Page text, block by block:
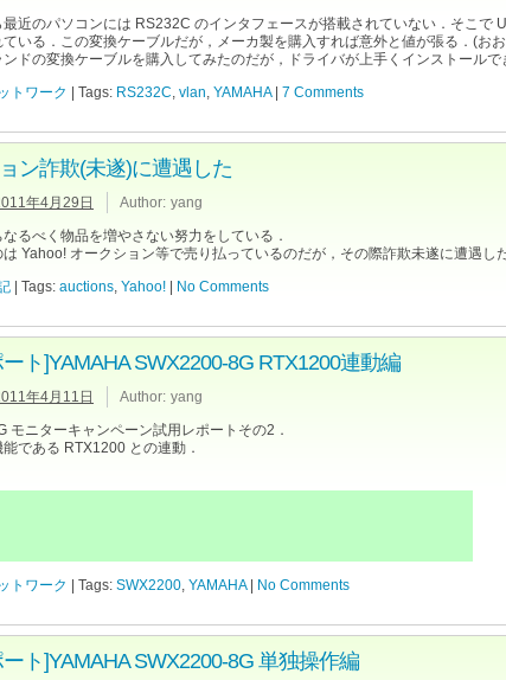
最近のパソコンには RS232C のインタフェースが搭載されていない．そこで
ている．この変換ケーブルだが，メーカ製を購入すれば意外と値が張る．(お
ドの変換ケーブルを購入してみたのだが，ドライバが上手くインストールで
トワーク | Tags: RS232C, vlan, YAMAHA| 7 Comments
ン詐欺(未遂)に遭遇した
年4月29日 Author: yang
るべく物品を増やさない努力をしている．
Yahoo! オークション等で売り払っているのだが，その際詐欺未遂に遭遇し
| Tags: auctions, Yahoo! No Comments
ト]YAMAHA SWX2200-8G RTX1200連動編
年4月11日 Author: yang
モニターキャンペーン試用レポートその2．
である RTX1200 との連動．
トワーク | Tags: SWX2200, YAMAHA| No Comments
ト]YAMAHA SWX2200-8G 単独操作編